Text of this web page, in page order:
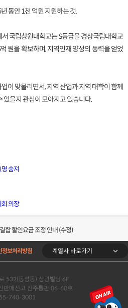
동안 1천 억원 지원하는 것.
국립창원대학교는 S등급을 경상국립대학교
원을 확보하며, 지역인재 양성의 동력을 얻었
이 맞물리면서, 지역 산업과 지역 대학이 함께
있을지 관심이 모아지고 있습니다.
숨져
의장
경 안내의 건 (7/22)
합 할인요금 조정 안내 (수정)
개정의 건 (7/1)
경 안내의 건 (7/1)
금액 변경 안내
정보처리방침 계열사 바로가기
532(동성동) 삼광빌딩 6F
매신고 진주통판 06-60호
740-3001